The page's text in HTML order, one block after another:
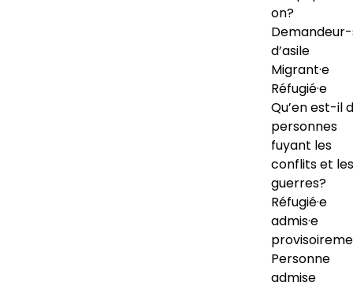
on?
d’asile
Migrant·e
Réfugié·e
Qu’en est-il
personnes
fuyant les
conflits et les
guerres?
Réfugié·e
admis·e
Personne
admise